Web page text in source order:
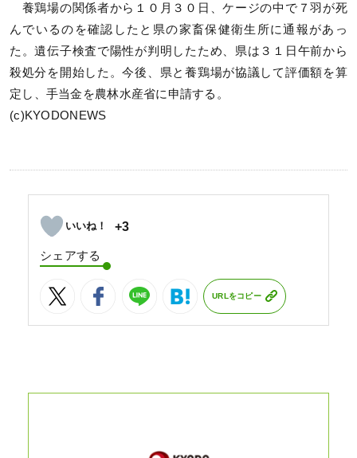
養鶏場の関係者から１０月３０日、ケージの中で７羽が死
んでいるのを確認したと県の家畜保健衛生所に通報があっ
た。遺伝子検査で陽性が判明したため、県は３１日午前から
殺処分を開始した。今後、県と養鶏場が協議して評価額を算
定し、手当金を農林水産省に申請する。
(c)KYODONEWS
+3
シェアする
URLをコピー